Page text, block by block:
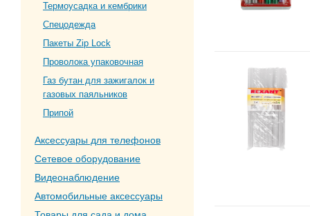
Термоусадка и кембрики
Спецодежда
Пакеты Zip Lock
Проволока упаковочная
Газ бутан для зажигалок и
газовых паяльников
Припой
Аксессуары для телефонов
Сетевое оборудование
Видеонаблюдение
Автомобильные аксессуары